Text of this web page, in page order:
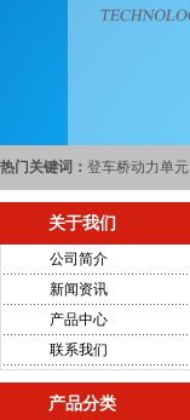
热门关键词： 登车桥动力单元
关于我们
公司简介
新闻资讯
产品中心
联系我们
产品分类